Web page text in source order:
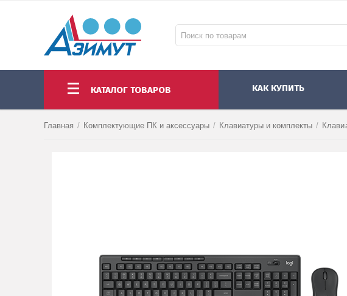
КАТАЛОГ ТОВАРОВ КАК КУПИТЬ
Главная / Комплектующие ПК и аксессуары / Клавиатуры и комплекты /